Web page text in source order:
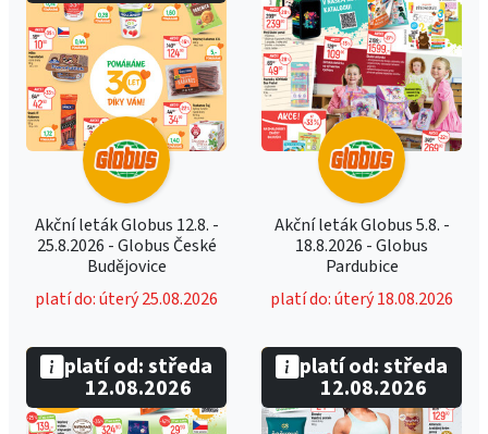
Akční leták Globus 12.8. -
25.8.2026 - Globus České
Budějovice
platí do: úterý 25.08.2026
Akční leták Globus 5.8. -
18.8.2026 - Globus
Pardubice
platí do: úterý 18.08.2026
platí od: středa
12.08.2026
platí od: středa
12.08.2026